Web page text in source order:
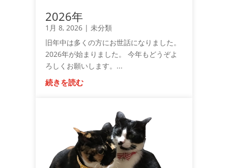
2026年
1月 8, 2026| 未分類
旧年中は多くの方にお世話になりました。
2026年が始まりました。 今年もどうぞよ
ろしくお願いします。...
続きを読む